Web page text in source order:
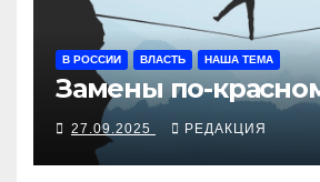
В РОССИИ ВЛАСТЬ НАША ТЕМА
Замены по-
27.09.2025 РЕДАКЦИЯ